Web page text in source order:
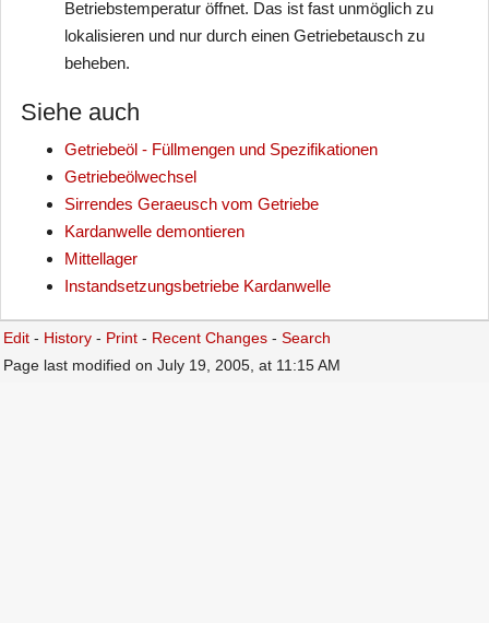
Betriebstemperatur öffnet. Das ist fast unmöglich zu
lokalisieren und nur durch einen Getriebetausch zu
beheben.
Siehe auch
Getriebeöl - Füllmengen und Spezifikationen
Getriebeölwechsel
Sirrendes Geraeusch vom Getriebe
Kardanwelle demontieren
Mittellager
Instandsetzungsbetriebe Kardanwelle
Edit - History - Print - Recent Changes - Search
Page last modified on July 19, 2005, at 11:15 AM